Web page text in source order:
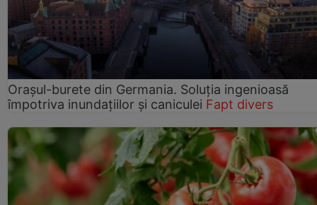
Orașul-burete din Germania. Soluția ingenioasă
împotriva inundațiilor și caniculei Fapt divers